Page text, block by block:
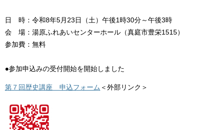
日 時：令和8年5月23日（土）午後1時30分～午後3時
会 場：湯原ふれあいセンターホール（真庭市豊栄1515）
参加費：無料
●参加申込みの受付開始を開始しました
第７回歴史講座 申込フォーム ＜外部リンク＞